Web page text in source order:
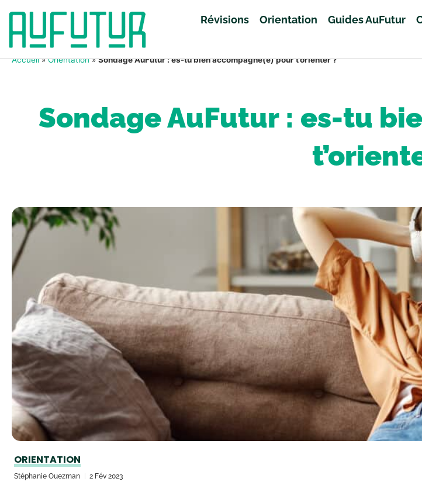
Révisions Orientation Guides AuFutur
Accueil»Orientation»Sondage AuFutur : es-tu bien accompagné(e) pour t’orienter ?
Sondage AuFutur : es-tu
ORIENTATION
Stéphanie Ouezman 2 Fév 2023